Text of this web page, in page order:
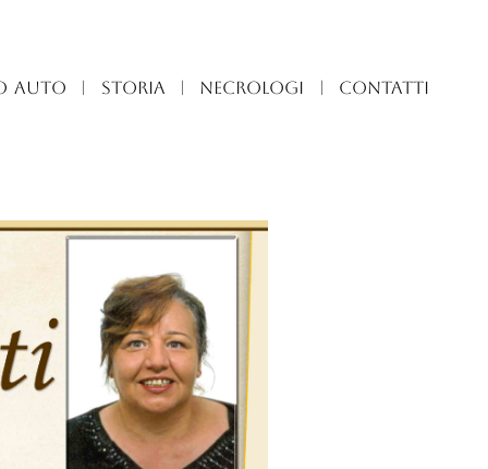
AUTO | STORIA | NECROLOGI | CONTATTI